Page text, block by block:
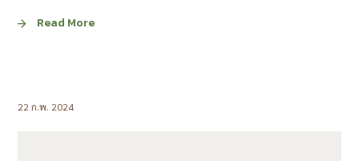
Read More
22 ก.พ. 2024